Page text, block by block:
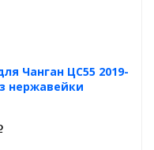
Чанган ЦС55 2019-
нержавейки